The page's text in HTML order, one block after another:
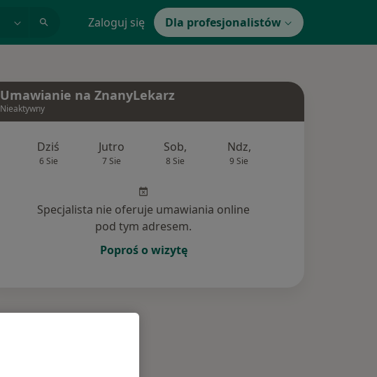
Zaloguj się Dla profesjonalistów
Umawianie na ZnanyLekarz
Nieaktywny
Dziś
6 Sie
Jutro
7 Sie
Sob,
8 Sie
Ndz,
9 Sie
Specjalista nie oferuje umawiania online
pod tym adresem.
Poproś o wizytę